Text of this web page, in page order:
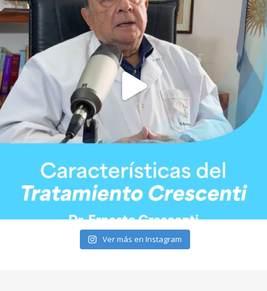
Ver más en Instagram